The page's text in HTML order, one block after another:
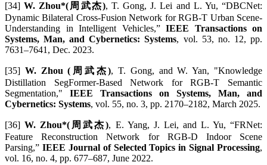
[34]W. Zhou*(周武杰), T. Gong, J. Lei and L. Yu, “DBCNet:
Dynamic Bilateral Cross-Fusion Network for RGB-T Urban Scene-
Understanding in Intelligent Vehicles,”IEEE Transactions on
Systems, Man, and Cybernetics: Systems, vol. 53, no. 12, pp.
7631–7641, Dec. 2023.
[35] W. Zhou (周武杰), T. Gong, and W. Yan, "Knowledge
Distillation SegFormer-Based Network for RGB-T Semantic
Segmentation," IEEE Transactions on Systems, Man, and
Cybernetics: Systems, vol. 55, no. 3, pp. 2170–2182, March 2025.
[36]W. Zhou*(周武杰), E. Yang, J. Lei, and L. Yu, “FRNet:
Feature Reconstruction Network for RGB-D Indoor Scene
Parsing,” IEEE Journal of Selected Topics in Signal Processing,
vol. 16, no. 4, pp. 677–687, June 2022.